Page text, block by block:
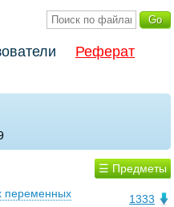
Реферат
☰ Предметы
1333
переменных